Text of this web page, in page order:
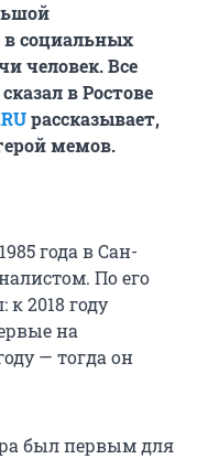
в социальных
человек. Все
в Ростове
рассказывает,
мемов.
года в Сан-
По его
2018 году
на
— тогда он
был первым для